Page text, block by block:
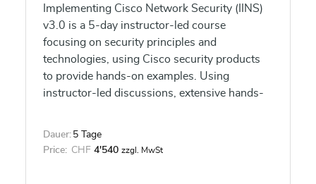
Implementing Cisco Network Security (IINS)
v3.0 is a 5-day instructor-led course
focusing on security principles and
technologies, using Cisco security products
to provide hands-on examples. Using
instructor-led discussions, extensive hands-
common security concepts.
Dauer: 5 Tage
Price: CHF 4'540 zzgl. MwSt